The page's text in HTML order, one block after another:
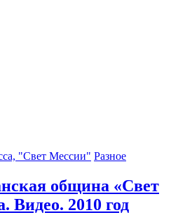
"Свет Мессии" Разное
община «Свет
Видео. 2010 год